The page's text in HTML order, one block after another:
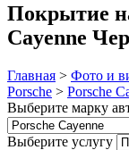
Покрытие
Cayenne
Главная > Фото и
Porsche > Porsche
Выберите марку
Выберите услугу